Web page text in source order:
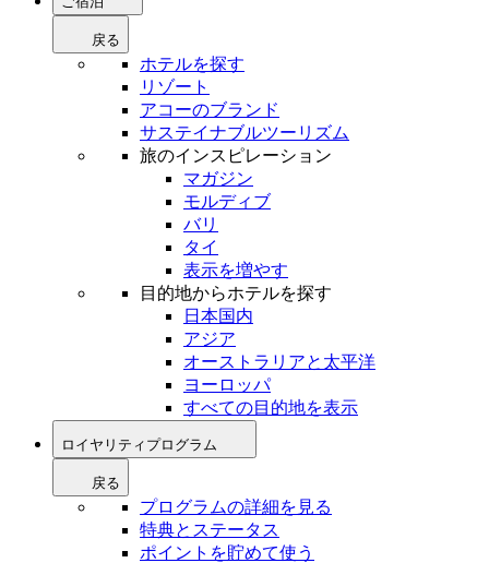
戻る
ホテルを探す
リゾート
アコーのブランド
サステイナブルツーリズム
旅のインスピレーション
マガジン
モルディブ
バリ
タイ
表示を増やす
目的地からホテルを探す
日本国内
アジア
オーストラリアと太平洋
ヨーロッパ
すべての目的地を表示
ロイヤリティプログラム
戻る
プログラムの詳細を見る
特典とステータス
ポイントを貯めて使う